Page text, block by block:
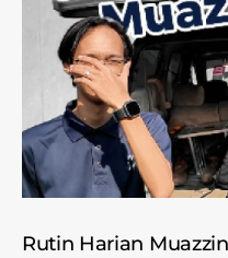
Rutin Harian